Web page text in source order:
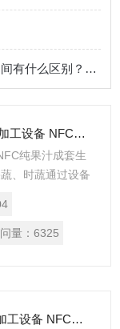
如何选择常温牛奶和冷藏牛奶？两者之间有什么区别？哪种牛奶营养更丰富？
CXP-GZ芒果 果蔬汁加工设备 NFC纯果汁成套生产线
纯果汁成套生
、时蔬通过设备
高温瞬时杀
。每小时处理量
量：6325
CXP-JS刺梨汁 果蔬加工设备 NFC纯果汁成套生产线